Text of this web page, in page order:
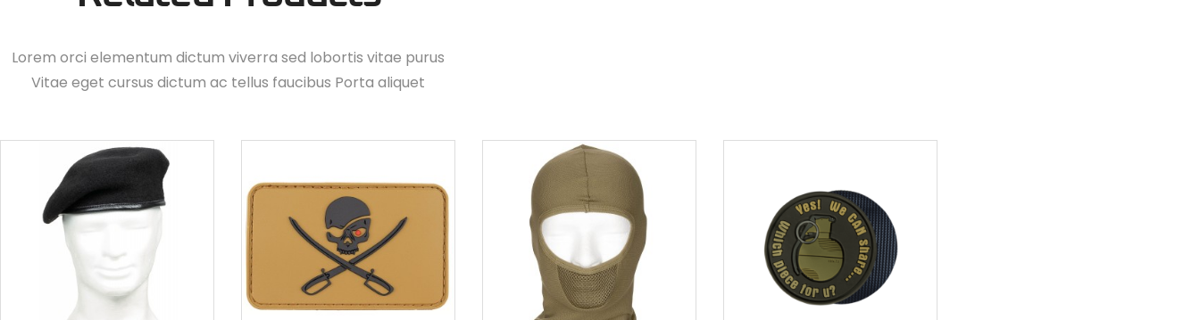
Lorem orci elementum dictum viverra sed lobortis vitae purus
Vitae eget cursus dictum ac tellus faucibus Porta aliquet